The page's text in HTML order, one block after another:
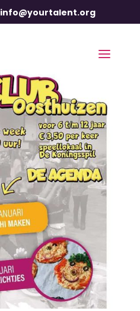
info@yourtalent.org